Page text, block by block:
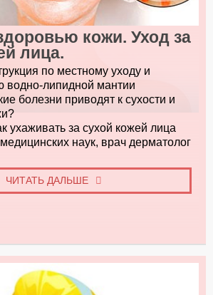
кожи. Уход за
лица.
по местному уходу и
водно-липидной мантии
болезни приводят к сухости и
ухаживать за сухой кожей лица
наук, врач дерматолог
ЧИТАТЬ ДАЛЬШЕ